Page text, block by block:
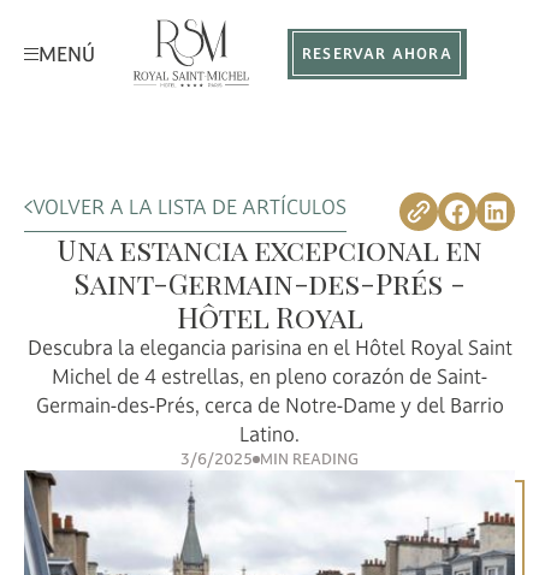
MENÚ RESERVAR AHORA
VOLVER A LA LISTA DE ARTÍCULOS
Una estancia excepcional en
Saint-Germain-des-Prés -
Hôtel Royal
Descubra la elegancia parisina en el Hôtel Royal Saint
Michel de 4 estrellas, en pleno corazón de Saint-
Germain-des-Prés, cerca de Notre-Dame y del Barrio
Latino.
3/6/2025 MIN READING